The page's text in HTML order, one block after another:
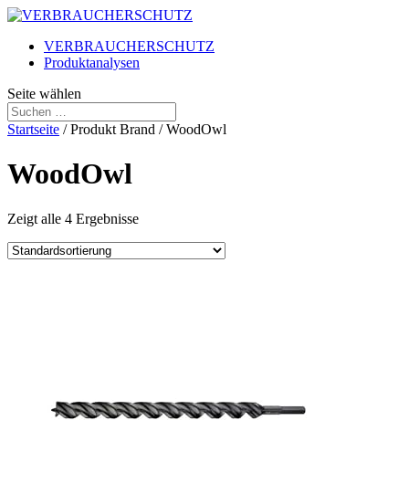
VERBRAUCHERSCHUTZ
Produktanalysen
Seite wählen
Startseite / Produkt Brand / WoodOwl
WoodOwl
Zeigt alle 4 Ergebnisse